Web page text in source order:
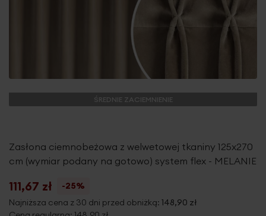
ŚREDNIE ZACIEMNIENIE
Zasłona ciemnobeżowa z welwetowej tkaniny 125x270
cm (wymiar podany na gotowo) system flex - MELANIE
111,67 zł
-25%
Najniższa cena z 30 dni przed obniżką: 148,90 zł